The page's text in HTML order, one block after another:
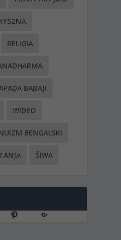
RELIGIA
BABAJI
WIDEO
BENGALSKI
ŚIWA